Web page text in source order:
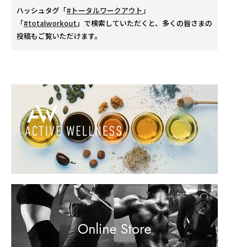
ハッシュタグ「#トータルワークアウト 」
「#totalworkout 」で検索していただくと、多くの皆さまの
投稿もご覧いただけます。
Online Store